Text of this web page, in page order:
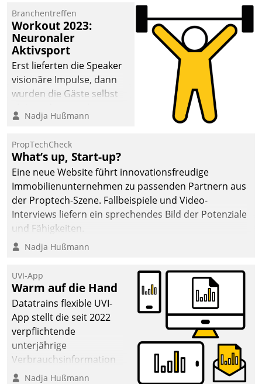
Mammutprojekte
meistern und Workloads
wuppen – bei zunehmend
anspruchsvollen
Aufgaben und
abnehmendem
Branchentreffen
Workout 2023:
Neuronaler
Aktivsport
Erst lieferten die Speaker
visionäre Impulse, dann
wurden die Gäste selbst
methodisch
Quartier. Dazwischen
zeigte Datatrain, was es
Neues zu bieten hat.
Nadja Hußmann
PropTechCheck
What’s up, Start-up?
Eine neue Website führt innovationsfreudige
Immobilienunternehmen zu passenden Partnern aus
der Proptech-Szene. Fallbeispiele und Video-
Interviews liefern ein sprechendes Bild der Potenziale
und Fähigkeiten.
Nadja Hußmann
UVI-App
Warm auf die Hand
Datatrains flexible UVI-
App stellt die seit 2022
verpflichtende
unterjährige
Verbrauchsinformation
schnell, zuverlässig und
Nadja Hußmann